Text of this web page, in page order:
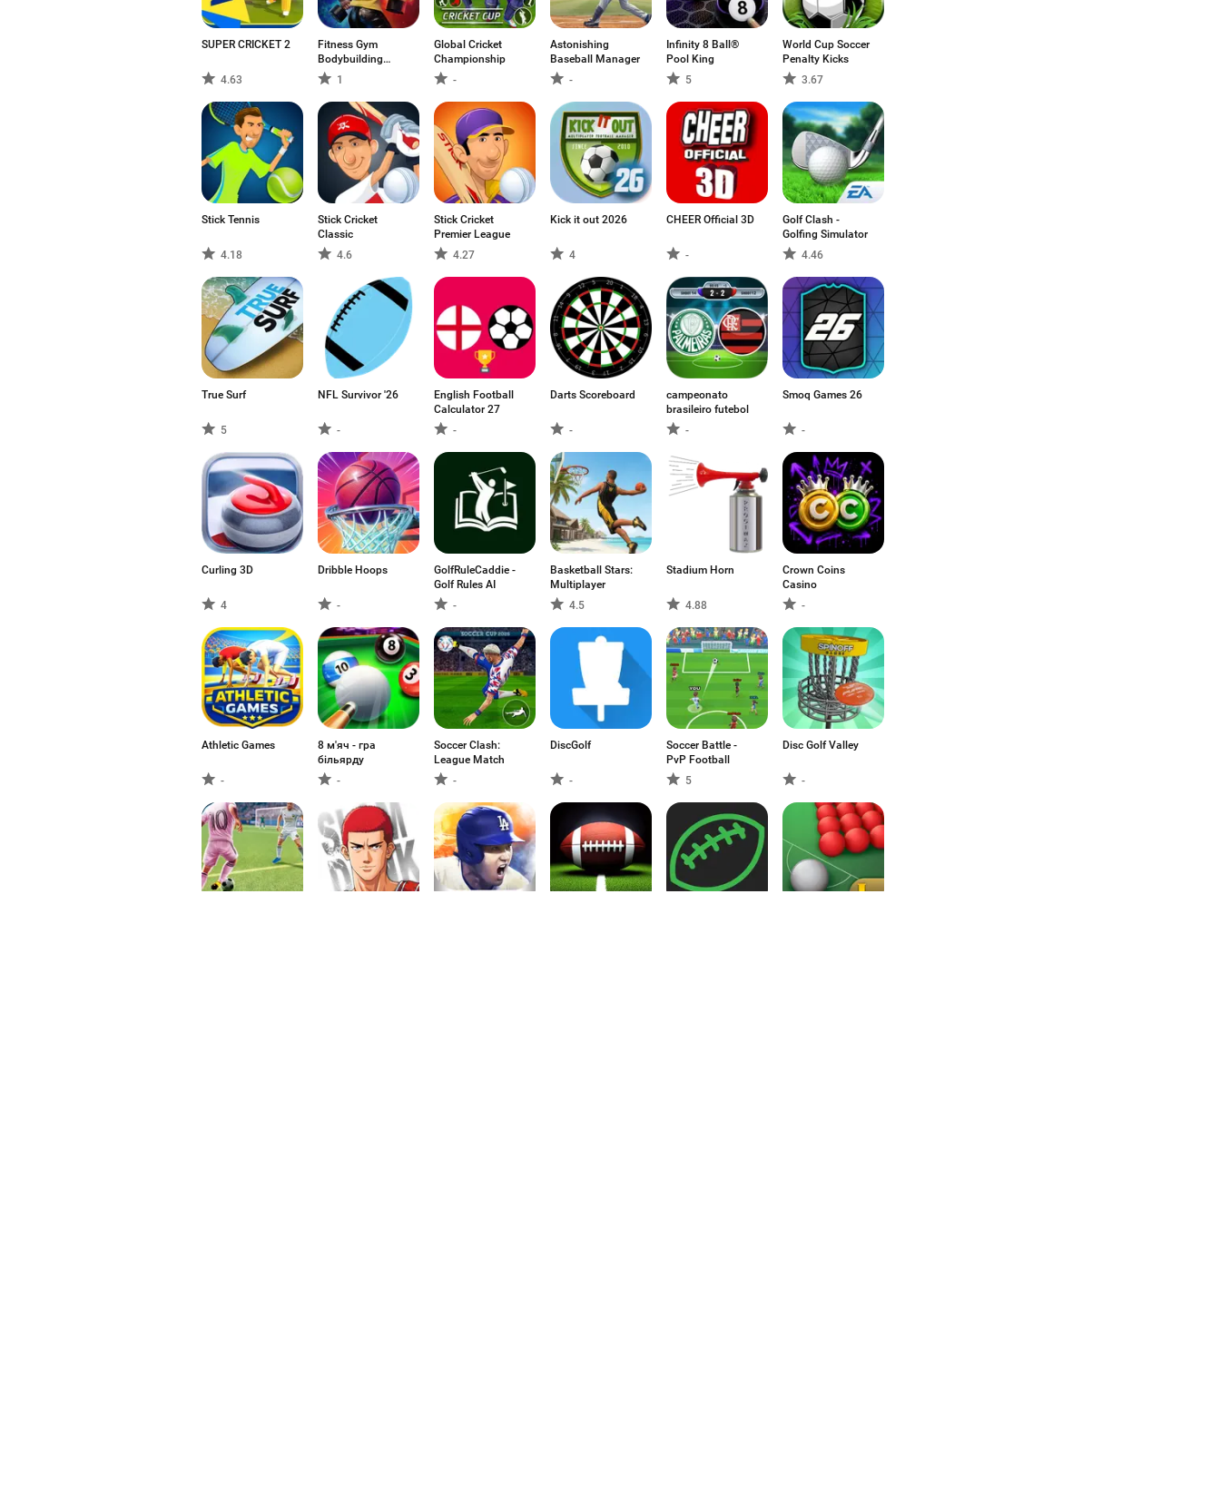
SUPER CRICKET 2
4.63
Fitness Gym
Bodybuilding
Pump
1
Global Cricket
Championship
-
Astonishing
Baseball Manager
-
Infinity 8 Ball®
Pool King
5
World Cup Soccer
Penalty Kicks
3.67
Stick Tennis
4.18
Stick Cricket
Classic
4.6
Stick Cricket
Premier League
4.27
Kick it out 2026
4
CHEER Official 3D
-
Golf Clash -
Golfing Simulator
4.46
True Surf
5
NFL Survivor '26
-
English Football
Calculator 27
-
Darts Scoreboard
-
campeonato
brasileiro futebol
-
Smoq Games 26
-
Curling 3D
4
Dribble Hoops
-
GolfRuleCaddie -
Golf Rules AI
-
Basketball Stars:
Multiplayer
4.5
Stadium Horn
4.88
Crown Coins
Casino
-
Athletic Games
-
8 м'яч - гра
більярду
-
Soccer Clash:
League Match
-
DiscGolf
-
Soccer Battle -
PvP Football
5
Disc Golf Valley
-